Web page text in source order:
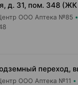
ООО Аптека №85
ООО Аптека №11